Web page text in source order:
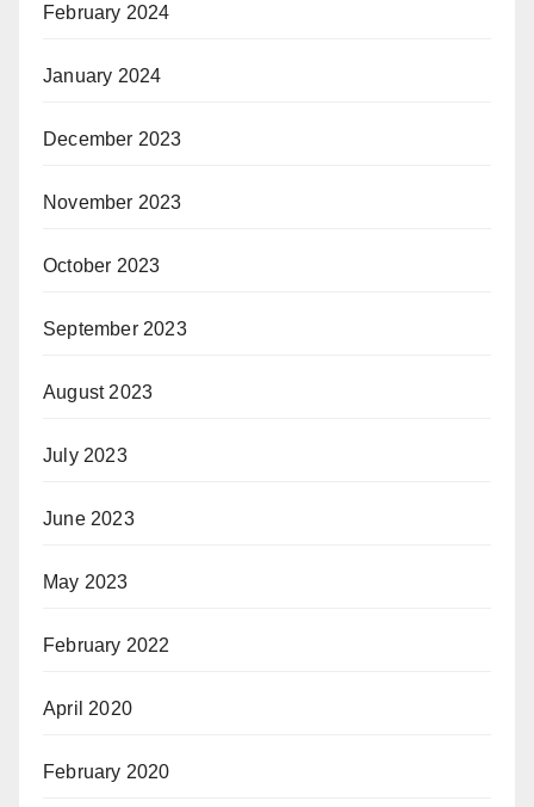
February 2024
January 2024
December 2023
November 2023
October 2023
September 2023
August 2023
July 2023
June 2023
May 2023
February 2022
April 2020
February 2020